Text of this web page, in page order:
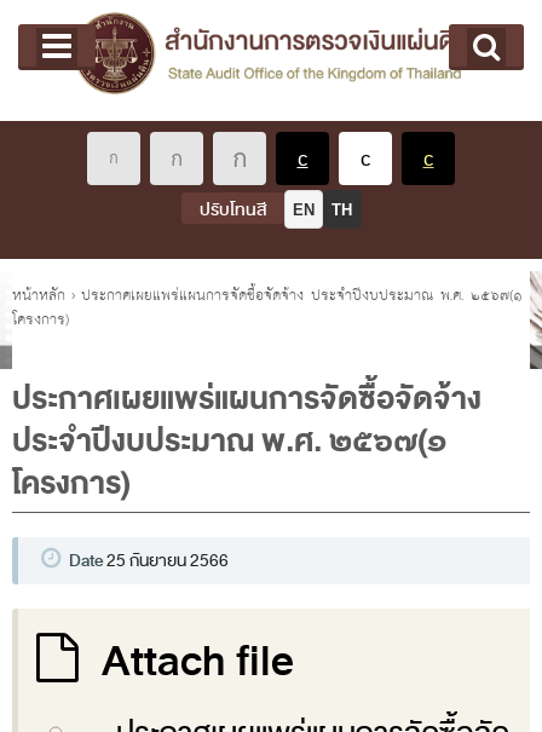
Main menu
หน้าแรก
เกี่ยวกับ คตง.
นโยบายการตรวจเงินแผ่นดิน
หลักเกณฑ์มาตรฐานเกี่ยวกับการตรวจเงินแผ่นดิน
ผู้ว่าการตรวจเงินแผ่นดิน
การบริหารและพัฒนาทรัพยากรบุคคล
ประวัติสำนักงานการตรวจเงินแผ่นดิน
พรป. ว่าด้วยการตรวจเงินแผ่นดิน พ.ศ. 2561
แผนปฏิบัติราชการ ระยะ 5 ปี (พ.ศ. 2566 - 2570)
พระราชดำรัส รัชกาลที่ 9
รองผู้ว่าการตรวจเงินแผ่นดิน
ผู้ตรวจเงินแผ่นดิน (สตภ.1-15)
ที่ปรึกษาการตรวจเงินแผ่นดิน
ปรับโทนสี EN TH
คุณอยู่ที่
หน้าหลัก › ประกาศเผยแพร่แผนการจัดซื้อจัดจ้าง ประจำปีงบประมาณ พ.ศ. ๒๕๖๗(๑
โครงการ)
ประกาศเผยแพร่แผนการจัดซื้อจัดจ้าง
ประจำปีงบประมาณ พ.ศ. ๒๕๖๗(๑
โครงการ)
Date25 กันยายน 2566
Attach file